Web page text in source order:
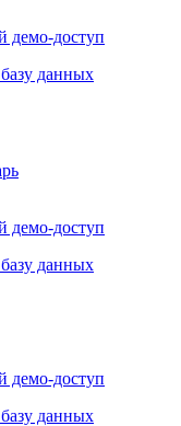
демо-доступ
данных
демо-доступ
данных
демо-доступ
данных